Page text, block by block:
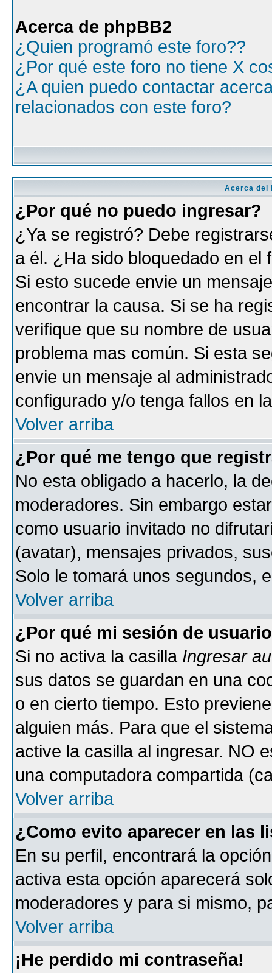
Acerca de phpBB2
¿Quien programó este foro??
¿Por qué este foro no tiene X
¿A quien puedo contactar
relacionados con este foro?
Acerca del
¿Por qué no puedo ingresar?
¿Ya se registró? Debe
a él. ¿Ha sido bloquedado en
Si esto sucede envie un
encontrar la causa. Si se ha
verifique que su nombre de
problema mas común. Si esta
envie un mensaje al
configurado y/o tenga fallos en
Volver arriba
¿Por qué me tengo que
No esta obligado a hacerlo, la
moderadores. Sin embargo
como usuario invitado no
(avatar), mensajes privados,
Solo le tomará unos segundos,
Volver arriba
¿Por qué mi sesión de
Si no activa la casilla Ingresar
sus datos se guardan en una
o en cierto tiempo. Esto
alguien más. Para que el
active la casilla al ingresar. NO
una computadora compartida
Volver arriba
¿Como evito aparecer en las
En su perfil, encontrará la
activa esta opción aparecerá
moderadores y para si mismo,
Volver arriba
¡He perdido mi contraseña!